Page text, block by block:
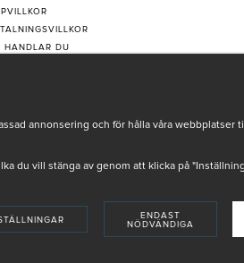
HANDLAR DU
annonsering och för hålla våra webbplatser
du vill stänga av genom att klicka på
ENDAST
NÖDVÄNDIGA